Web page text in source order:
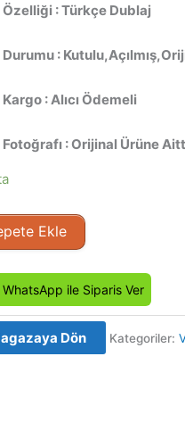
Özelliği : Türkçe Dublaj
Durumu :
: Alıcı Ödemeli
Fotoğrafı : Orijinal Ürüne
Ekle
WhatsApp ile Siparis Ver
Dön Kategoriler: